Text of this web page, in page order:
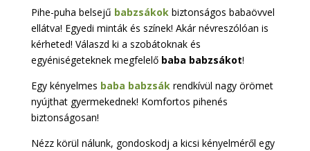
Pihe-puha belsejű babzsákok biztonságos babaövvel
ellátva! Egyedi minták és színek! Akár névreszólóan is
kérheted! Válaszd ki a szobátoknak és
egyéniségeteknek megfelelő baba babzsákot!
Egy kényelmes baba babzsák rendkívül nagy örömet
nyújthat gyermekednek! Komfortos pihenés
biztonságosan!
Nézz körül nálunk, gondoskodj a kicsi kényelméről egy